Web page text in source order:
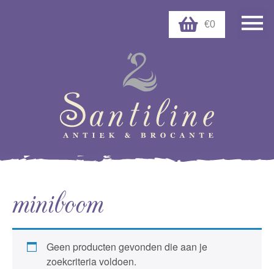
€0
miniboom
Geen producten gevonden die aan je
zoekcriteria voldoen.